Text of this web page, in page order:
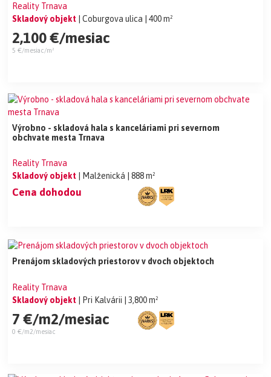
Reality Trnava
Skladový objekt
| Coburgova ulica | 400 m²
2,100 €/mesiac
5 €/mesiac/m²
Výrobno - skladová hala s kanceláriami pri severnom
obchvate mesta Trnava
Reality Trnava
Skladový objekt
| Malženická | 888 m²
Cena dohodou
Prenájom skladových priestorov v dvoch objektoch
Reality Trnava
Skladový objekt
| Pri Kalvárii | 3,800 m²
7 €/m2/mesiac
0 €/m2/mesiac